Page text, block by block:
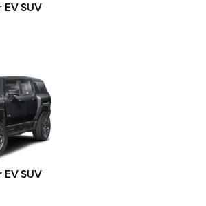
SUV
SUV